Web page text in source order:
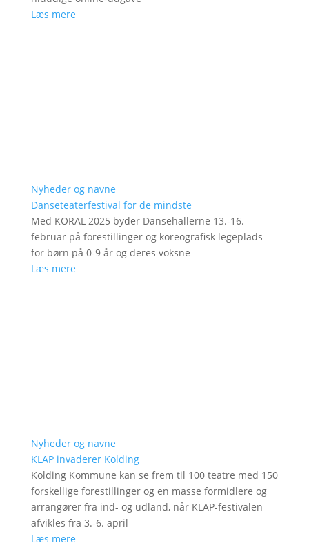
Læs mere
Nyheder og navne
Danseteaterfestival for de mindste
Med KORAL 2025 byder Dansehallerne 13.-16.
februar på forestillinger og koreografisk legeplads
for børn på 0-9 år og deres voksne
Læs mere
Nyheder og navne
KLAP invaderer Kolding
Kolding Kommune kan se frem til 100 teatre med 150
forskellige forestillinger og en masse formidlere og
arrangører fra ind- og udland, når KLAP-festivalen
afvikles fra 3.-6. april
Læs mere